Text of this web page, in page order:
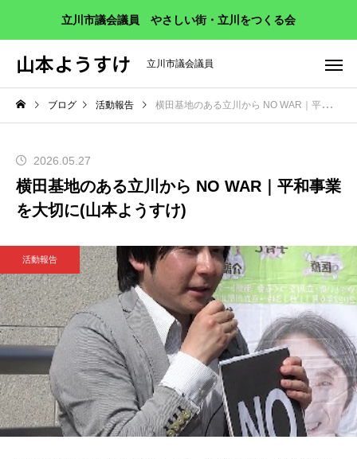
立川市議会議員 やさしい街・立川をつくる会
山本ようすけ 立川市議会議員
ブログ 活動報告 横田基地のある立川から NO WAR｜平和事業を大切に(山本ようすけ)
2026.05.27
横田基地のある立川から NO WAR｜平和事業
を大切に(山本ようすけ)
活動報告